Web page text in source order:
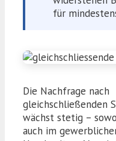
für
Die Nachfrage nach
gleichschließenden
wächst stetig –
auch im